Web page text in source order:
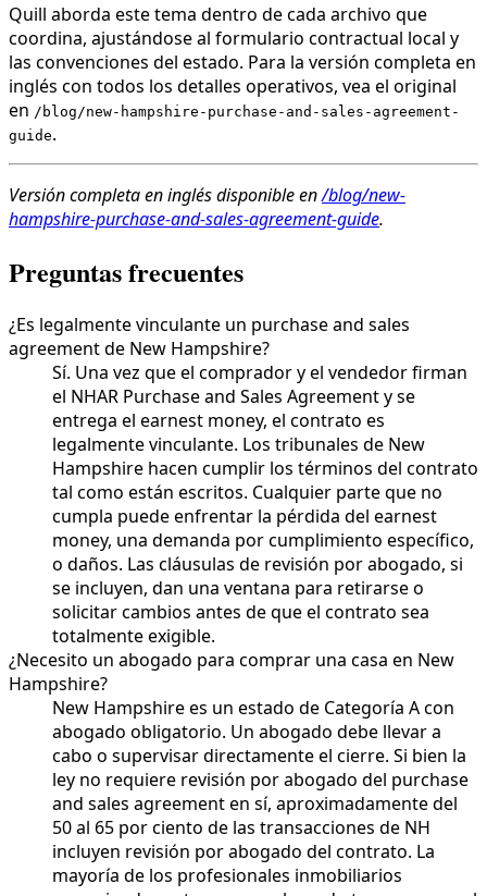
Quill aborda este tema dentro de cada archivo que
coordina, ajustándose al formulario contractual local y
las convenciones del estado. Para la versión completa en
inglés con todos los detalles operativos, vea el original
en /blog/new-hampshire-purchase-and-sales-agreement-
guide.
Versión completa en inglés disponible en/blog/new-
hampshire-purchase-and-sales-agreement-guide.
Preguntas frecuentes
¿Es legalmente vinculante un purchase and sales
agreement de New Hampshire?
Sí. Una vez que el comprador y el vendedor firman
el NHAR Purchase and Sales Agreement y se
entrega el earnest money, el contrato es
legalmente vinculante. Los tribunales de New
Hampshire hacen cumplir los términos del contrato
tal como están escritos. Cualquier parte que no
cumpla puede enfrentar la pérdida del earnest
money, una demanda por cumplimiento específico,
o daños. Las cláusulas de revisión por abogado, si
se incluyen, dan una ventana para retirarse o
solicitar cambios antes de que el contrato sea
totalmente exigible.
¿Necesito un abogado para comprar una casa en New
Hampshire?
New Hampshire es un estado de Categoría A con
abogado obligatorio. Un abogado debe llevar a
cabo o supervisar directamente el cierre. Si bien la
ley no requiere revisión por abogado del purchase
and sales agreement en sí, aproximadamente del
50 al 65 por ciento de las transacciones de NH
incluyen revisión por abogado del contrato. La
mayoría de los profesionales inmobiliarios